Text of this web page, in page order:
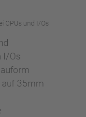
CPUs und I/Os
I/Os
35mm